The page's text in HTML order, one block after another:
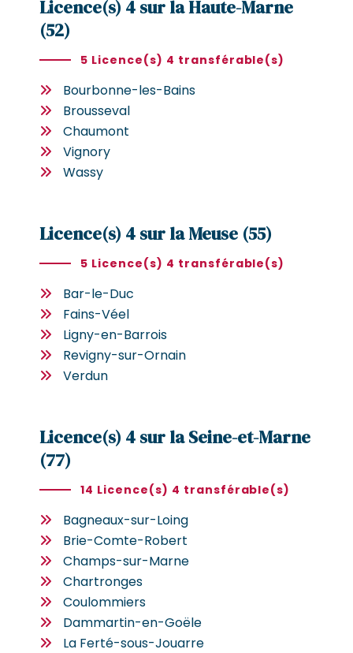
Licence(s) 4 sur la Haute-Marne
(52)
5 Licence(s) 4 transférable(s)
Bourbonne-les-Bains
Brousseval
Chaumont
Vignory
Wassy
Licence(s) 4 sur la Meuse (55)
5 Licence(s) 4 transférable(s)
Bar-le-Duc
Fains-Véel
Ligny-en-Barrois
Revigny-sur-Ornain
Verdun
Licence(s) 4 sur la Seine-et-Marne
(77)
14 Licence(s) 4 transférable(s)
Bagneaux-sur-Loing
Brie-Comte-Robert
Champs-sur-Marne
Chartronges
Coulommiers
Dammartin-en-Goële
La Ferté-sous-Jouarre